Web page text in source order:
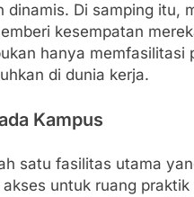
Di samping itu,
kesempatan
hanya memfasilitasi
di dunia kerja.
Kampus
satu fasilitas utama
untuk ruang